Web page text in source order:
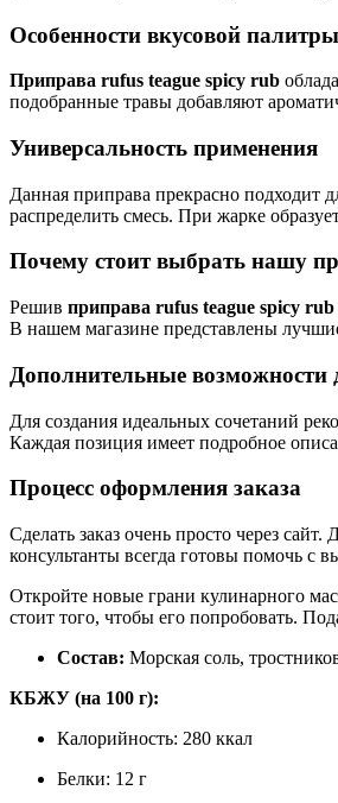
Особенности вкусовой палитры
Приправа rufus teague spicy rub
подобранные травы добавляют
Универсальность применения
Данная приправа прекрасно подходит
распределить смесь. При жарке
Почему стоит выбрать нашу
Решив приправа rufus teague spicy
В нашем магазине представлены
Дополнительные возможности
Для создания идеальных сочетаний
Каждая позиция имеет подробное
Процесс оформления заказа
Сделать заказ очень просто через
консультанты всегда готовы помочь
Откройте новые грани кулинарного
стоит того, чтобы его попробовать.
Состав: Морская соль,
КБЖУ (на 100 г):
Калорийность: 280 ккал
Белки: 12 г